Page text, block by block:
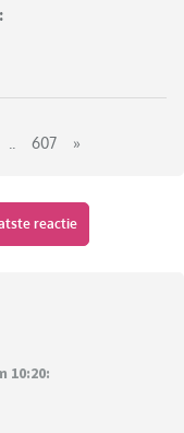
607 »
reactie
10:20: